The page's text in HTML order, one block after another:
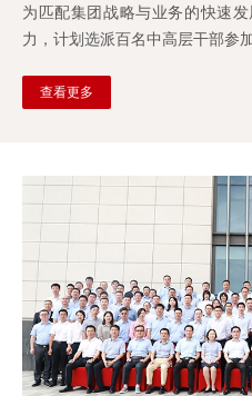
为匹配集团战略与业务的快速
力，计划选派百名中高层干部参
查看更多